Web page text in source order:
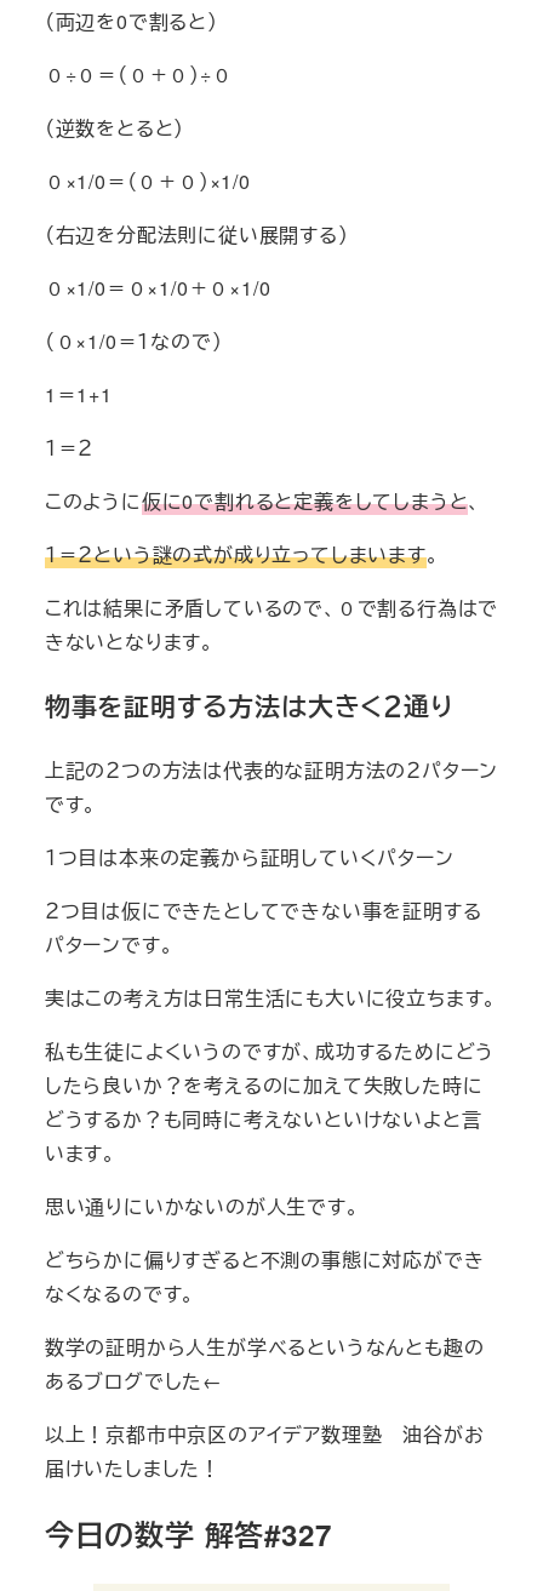
（両辺を0で割ると）
０÷０＝（０＋０）÷０
（逆数をとると）
０×1/0＝（０＋０）×1/0
（右辺を分配法則に従い展開する）
０×1/0＝０×1/0＋０×1/0
（０×1/0＝１なので）
1＝1+1
１＝２
このように仮に0で割れると定義をしてしまうと、
１＝２という謎の式が成り立ってしまいます。
これは結果に矛盾しているので、０で割る行為はで
きないとなります。
物事を証明する方法は大きく２通り
上記の２つの方法は代表的な証明方法の２パターン
です。
１つ目は本来の定義から証明していくパターン
２つ目は仮にできたとしてできない事を証明する
パターンです。
実はこの考え方は日常生活にも大いに役立ちます。
私も生徒によくいうのですが、成功するためにどう
したら良いか？を考えるのに加えて失敗した時に
どうするか？も同時に考えないといけないよと言
います。
思い通りにいかないのが人生です。
どちらかに偏りすぎると不測の事態に対応ができ
なくなるのです。
数学の証明から人生が学べるというなんとも趣の
あるブログでした←
以上！京都市中京区のアイデア数理塾 油谷がお
届けいたしました！
今日の数学 解答#327